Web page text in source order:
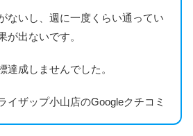
ないし、週に一度くらい通ってい
が出ないです。
達成しませんでした。
イザップ小山店のGoogleクチコミ